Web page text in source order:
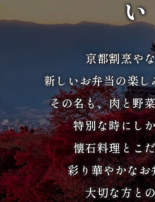
リ
ズ
シ
ー
ン
京都割烹や
新しいお弁当の楽
その名も、肉と野
特別な時にし
懐石料理とこ
彩り華やかな
大切な方と